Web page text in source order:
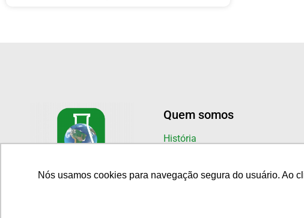
Nós usamos cookies para navegação segura do usuário. Ao
Nós usamos cookies para navegação segura do usuário. Ao
Quem somos
História